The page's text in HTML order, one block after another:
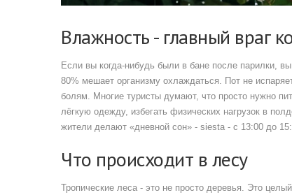
Влажность - главный враг
Если вы когда-нибудь были в бане после парилки,
80% мешает организму охлаждаться. Пот не
болям. Многие туристы думают, что просто нужно
лёгкую одежду, избегать физических нагрузок в
жители делают «дневной сон» - siesta - с 13:00 до
Что происходит в лесу
Тропические леса - это не просто деревья. Это